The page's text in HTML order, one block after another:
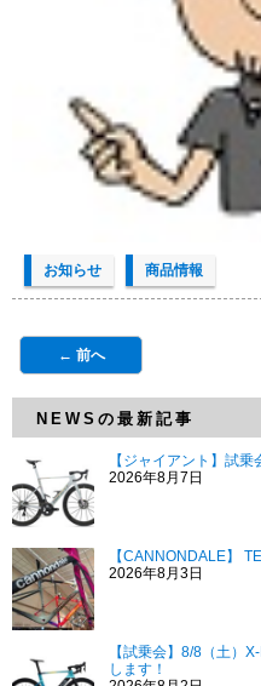
お知らせ 商品情報
← 前へ
NEWSの最新記事
【ジャイアント】試乗
2026年8月7日
【CANNONDALE】
2026年8月3日
【試乗会】8/8（土）
します！